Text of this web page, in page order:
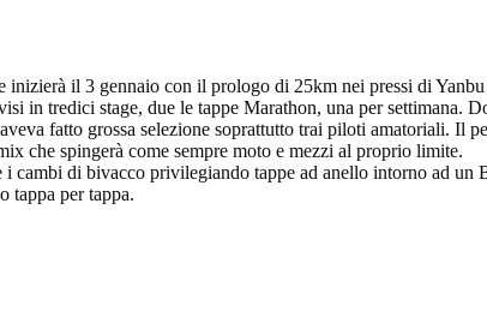
il 3 gennaio con il prologo di 25km nei pressi di
in tredici stage, due le tappe Marathon, una per settimana.
fatto grossa selezione soprattutto trai piloti amatoriali. Il
che spingerà come sempre moto e mezzi al proprio limite.
cambi di bivacco privilegiando tappe ad anello intorno ad
tappa per tappa.